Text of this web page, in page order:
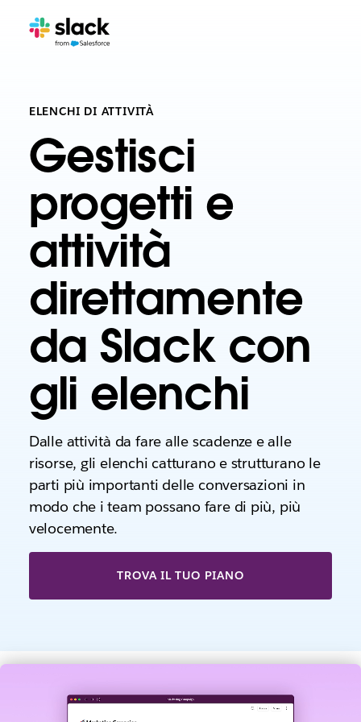
ELENCHI DI ATTIVITÀ
Gestisci
progetti e
attività
direttamente
da Slack con
gli elenchi
Dalle attività da fare alle scadenze e alle
risorse, gli elenchi catturano e strutturano le
parti più importanti delle conversazioni in
modo che i team possano fare di più, più
velocemente.
TROVA IL TUO PIANO
G